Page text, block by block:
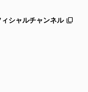
シャルチャンネル